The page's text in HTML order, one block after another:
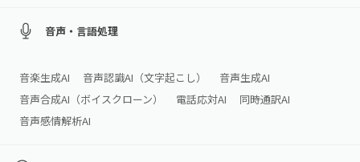
音声・言語処理
音楽生成AI 音声認識AI（文字起こし）
音声生成AI
音声合成AI（ボイスクローン）
電話応対AI
同時通訳AI
音声感情解析AI